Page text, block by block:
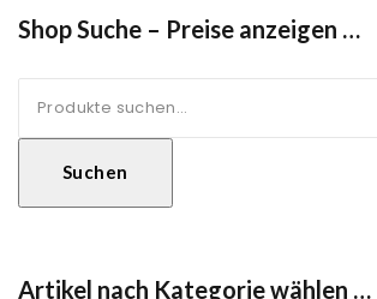
Shop Suche – Preise anzeigen …
nach:
Suchen
Artikel nach Kategorie wählen …